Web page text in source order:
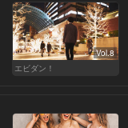
Vol.8
エビダン！